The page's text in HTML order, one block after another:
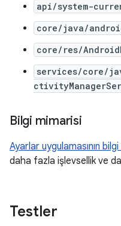
api/system-
core/java/
core/res/
services/core/
Bilgi mimarisi
Ayarlar uygulamasının
daha fazla işlevsellik ve
Testler